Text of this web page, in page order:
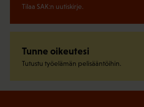
Tilaa SAK:n uutiskirje.
Tunne oikeutesi
Tutustu työelämän pelisääntöihin.